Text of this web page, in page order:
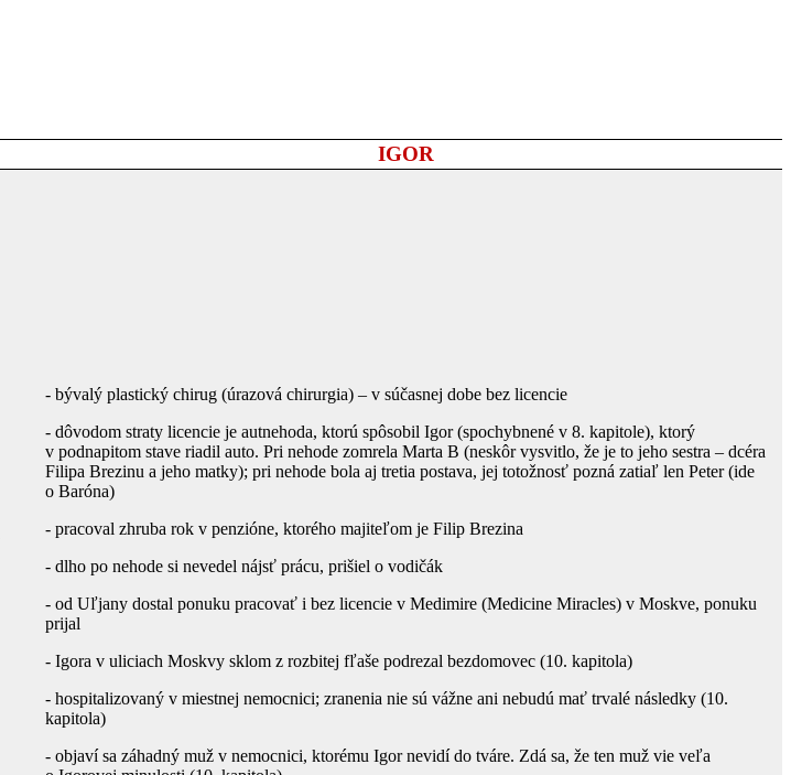
IGOR
- bývalý plastický chirug (úrazová chirurgia) – v súčasnej dobe bez licencie
- dôvodom straty licencie je autnehoda, ktorú spôsobil Igor (spochybnené v 8. kapitole), ktorý
v podnapitom stave riadil auto. Pri nehode zomrela Marta B (neskôr vysvitlo, že je to jeho sestra – dcéra
Filipa Brezinu a jeho matky); pri nehode bola aj tretia postava, jej totožnosť pozná zatiaľ len Peter (ide
o Baróna)
- pracoval zhruba rok v penzióne, ktorého majiteľom je Filip Brezina
- dlho po nehode si nevedel nájsť prácu, prišiel o vodičák
- od Uľjany dostal ponuku pracovať i bez licencie v Medimire (Medicine Miracles) v Moskve, ponuku
prijal
- Igora v uliciach Moskvy sklom z rozbitej fľaše podrezal bezdomovec (10. kapitola)
- hospitalizovaný v miestnej nemocnici; zranenia nie sú vážne ani nebudú mať trvalé následky (10.
kapitola)
- objaví sa záhadný muž v nemocnici, ktorému Igor nevidí do tváre. Zdá sa, že ten muž vie veľa